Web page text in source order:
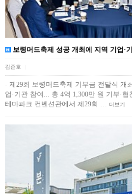
보령머드축제 성공 개최에 지역 기업·
김준호
- 제29회 보령머드축제 기부금 전달식 개
업·기관 참여... 총 4억 1,300만 원 기부·
테마파크 컨벤션관에서 제29회 …
더보기